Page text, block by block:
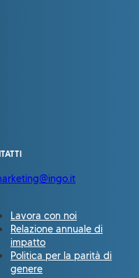
Lavora con noi
Relazione annuale di
impatto
Politica per la parità di
genere